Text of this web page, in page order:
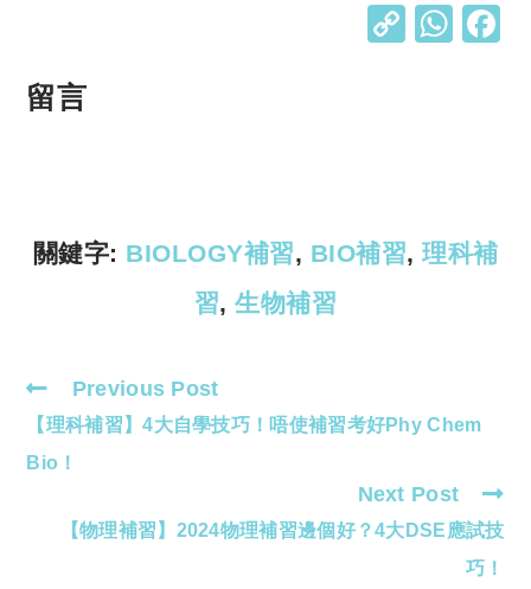
C
k
W
p
留言
關鍵字: BIOLOGY補習, BIO補習, 理科補
習, 生物補習
Read
more
articles
Previous Post
【理科補習】4大自學技巧！唔使補習考好Phy Chem
Bio！
Next Post
【物理補習】2024物理補習邊個好？4大DSE應試技
巧！